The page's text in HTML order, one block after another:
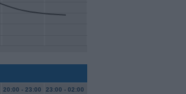
20:00 - 23:00 23:00 - 02:00